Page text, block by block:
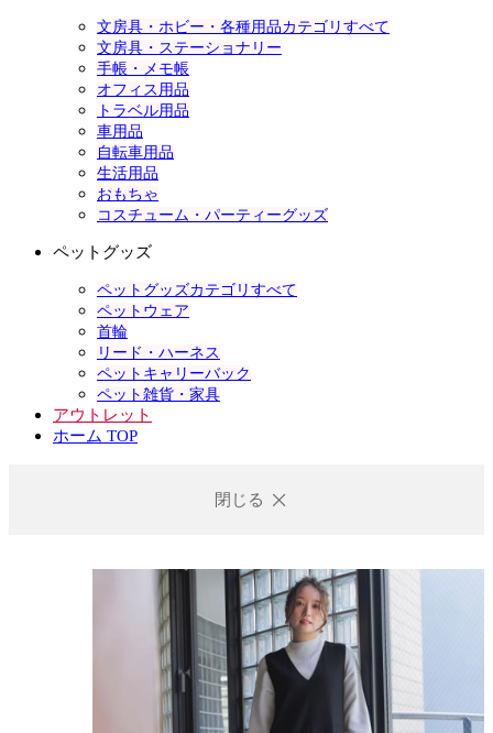
文房具・ホビー・各種用品カテゴリすべて
文房具・ステーショナリー
手帳・メモ帳
オフィス用品
トラベル用品
車用品
自転車用品
生活用品
おもちゃ
コスチューム・パーティーグッズ
ペットグッズ
ペットグッズカテゴリすべて
ペットウェア
首輪
リード・ハーネス
ペットキャリーバック
ペット雑貨・家具
アウトレット
ホーム TOP
閉じる